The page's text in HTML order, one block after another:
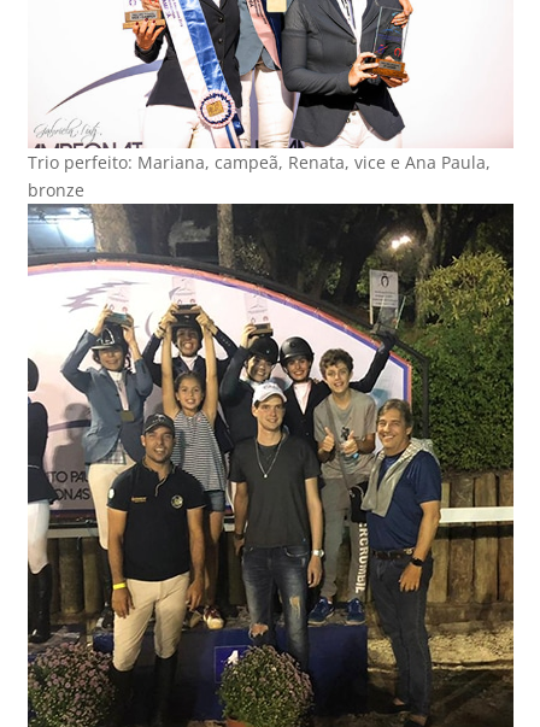
Trio perfeito: Mariana, campeã, Renata, vice e Ana Paula,
bronze